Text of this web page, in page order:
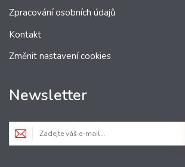
Zpracování osobních údajů
Kontakt
Změnit nastavení cookies
Newsletter